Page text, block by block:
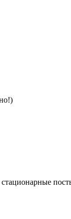
стационарные